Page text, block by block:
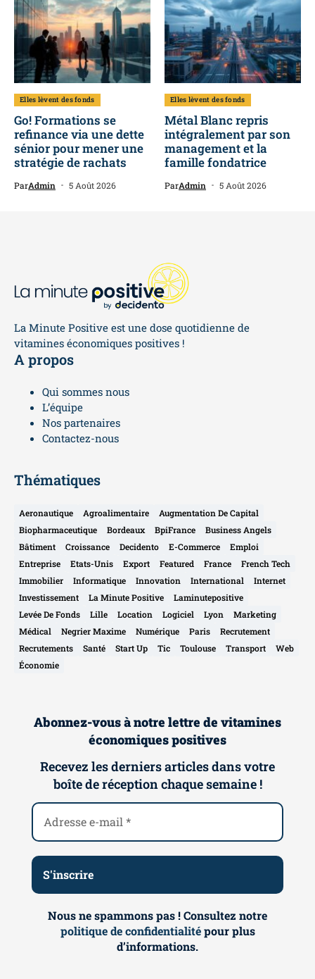
Elles lèvent des fonds
Go! Formations se
refinance via une dette
sénior pour mener une
stratégie de rachats
ParAdmin 5 Août 2026
Elles lèvent des fonds
Métal Blanc repris
intégralement par son
management et la
famille fondatrice
ParAdmin 5 Août 2026
La Minute Positive est une dose quotidienne de
vitamines économiques positives !
A propos
Qui sommes nous
L’équipe
Nos partenaires
Contactez-nous
Thématiques
Aeronautique Agroalimentaire
Augmentation De Capital
Biopharmaceutique
Bordeaux BpiFrance
Business Angels
Bâtiment
Croissance Decidento E-Commerce
Emploi
Entreprise
Etats-Unis Export Featured France
French Tech
Immobilier
Informatique Innovation International
Internet
Investissement
La Minute Positive
Laminutepositive
Levée De Fonds
Lille Location Logiciel Lyon
Marketing
Médical
Negrier Maxime Numérique Paris
Recrutement
Recrutements
Santé Start Up Tic Toulouse Transport
Web
Économie
Abonnez-vous à notre lettre de vitamines
économiques positives
Recevez les derniers articles dans votre
boîte de réception chaque semaine !
Nous ne spammons pas ! Consultez notre
politique de confidentialitépour plus
d’informations.